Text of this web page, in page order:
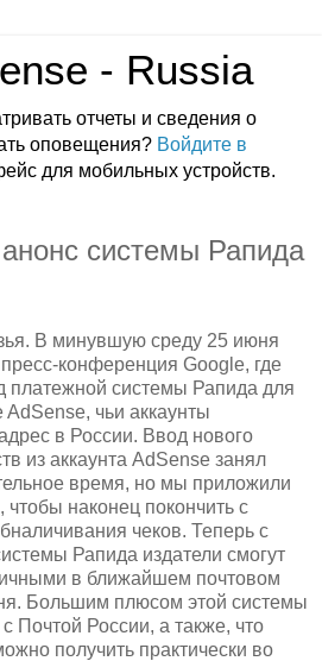
- Russia
отчеты и сведения о
оповещения? Войдите в
для мобильных устройств.
системы Рапида
В минувшую среду 25 июня
конференция Google, где
платежной системы Рапида для
AdSense, чьи аккаунты
в России. Ввод нового
из аккаунта AdSense занял
время, но мы приложили
наконец покончить с
чеков. Теперь с
Рапида издатели смогут
в ближайшем почтовом
Большим плюсом этой системы
Почтой России, а также, что
получить практически во